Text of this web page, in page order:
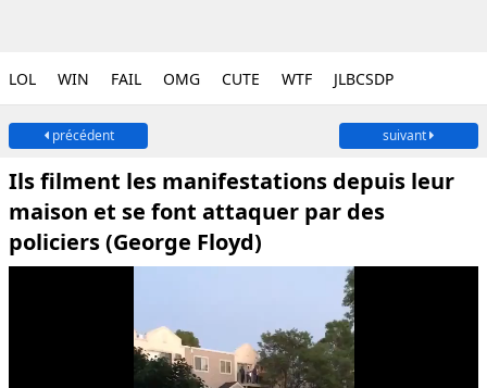
LOL WIN FAIL OMG CUTE WTF JLBCSDP
précédent suivant
Ils filment les manifestations depuis leur
maison et se font attaquer par des
policiers (George Floyd)